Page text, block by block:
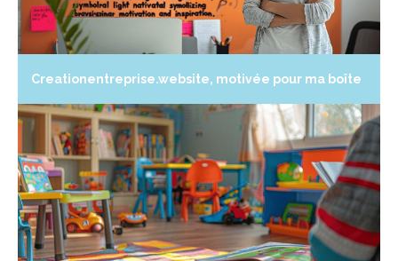
Creationentreprise.website, motivée pour ma boîte